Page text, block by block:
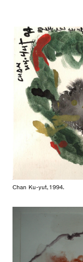
Chan Ku-yut, 1994.